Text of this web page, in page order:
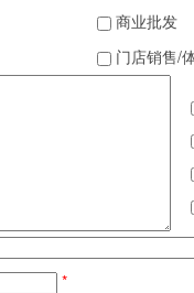
商业批发
门店销售/
*